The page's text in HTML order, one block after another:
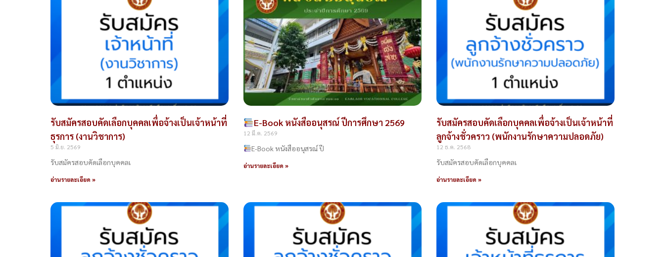
รับสมัครสอบคัดเลือกบุคคลเพื่อจ้างเป็นเจ้าหน้าที่
ธุรการ (งานวิชาการ)
5 มิ.ย. 2569
รับสมัครสอบคัดเลือกบุคคลเ
อ่านรายละเอียด »
E-Book หนังสืออนุสรณ์ ปีการศึกษา 2569
12 มี.ค. 2569
E-Book หนังสืออนุสรณ์ ปี
อ่านรายละเอียด »
รับสมัครสอบคัดเลือกบุคคลเพื่อจ้างเป็นเจ้าหน้าที่
ลูกจ้างชั่วคราว (พนักงานรักษาความปลอดภัย)
12 ธ.ค. 2568
รับสมัครสอบคัดเลือกบุคคลเ
อ่านรายละเอียด »